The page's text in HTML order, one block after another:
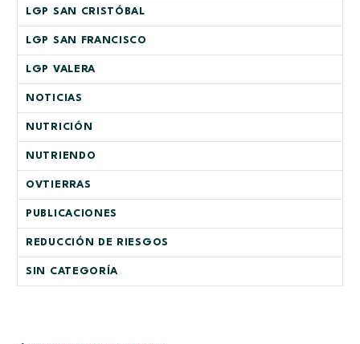
LGP SAN CRISTÓBAL
LGP SAN FRANCISCO
LGP VALERA
NOTICIAS
NUTRICIÓN
NUTRIENDO
OVTIERRAS
PUBLICACIONES
REDUCCIÓN DE RIESGOS
SIN CATEGORÍA